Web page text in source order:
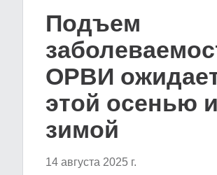
Подъем
ОРВИ
этой осенью и
зимой
14 августа 2025 г.